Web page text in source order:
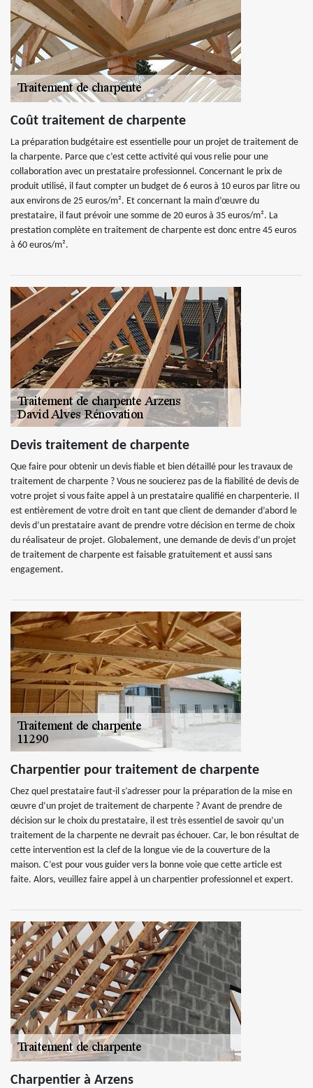
Coût traitement de charpente
La préparation budgétaire est essentielle pour un projet de traitement de
la charpente. Parce que c’est cette activité qui vous relie pour une
collaboration avec un prestataire professionnel. Concernant le prix de
produit utilisé, il faut compter un budget de 6 euros à 10 euros par litre ou
aux environs de 25 euros/m². Et concernant la main d’œuvre du
prestataire, il faut prévoir une somme de 20 euros à 35 euros/m². La
prestation complète en traitement de charpente est donc entre 45 euros
à 60 euros/m².
Devis traitement de charpente
Que faire pour obtenir un devis fiable et bien détaillé pour les travaux de
traitement de charpente ? Vous ne soucierez pas de la fiabilité de devis de
votre projet si vous faite appel à un prestataire qualifié en charpenterie. Il
est entièrement de votre droit en tant que client de demander d’abord le
devis d’un prestataire avant de prendre votre décision en terme de choix
du réalisateur de projet. Globalement, une demande de devis d’un projet
de traitement de charpente est faisable gratuitement et aussi sans
engagement.
Charpentier pour traitement de charpente
Chez quel prestataire faut-il s’adresser pour la préparation de la mise en
œuvre d’un projet de traitement de charpente ? Avant de prendre de
décision sur le choix du prestataire, il est très essentiel de savoir qu’un
traitement de la charpente ne devrait pas échouer. Car, le bon résultat de
cette intervention est la clef de la longue vie de la couverture de la
maison. C’est pour vous guider vers la bonne voie que cette article est
faite. Alors, veuillez faire appel à un charpentier professionnel et expert.
Charpentier à Arzens